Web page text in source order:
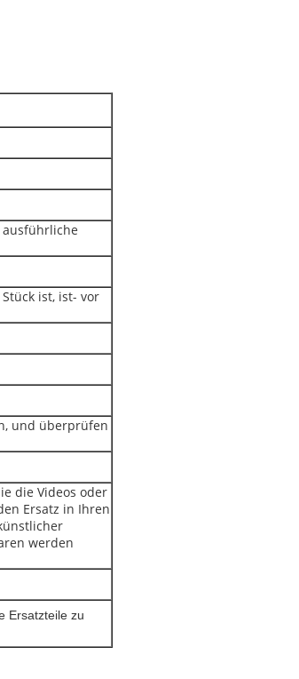
ausführliche
ist, ist- vor
und überprüfen
die Videos oder
Ersatz in Ihren
werden
Ersatzteile zu